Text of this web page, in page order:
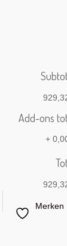
Add-ons
+
Merken